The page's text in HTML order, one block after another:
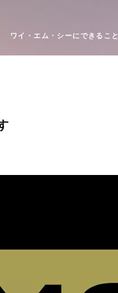
ワイ・エム・シーにできること